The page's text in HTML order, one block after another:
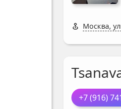
Москва,
+7 (916)